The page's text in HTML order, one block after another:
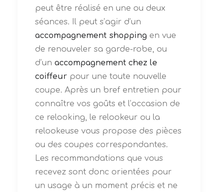
peut être réalisé en une ou deux
séances. Il peut s’agir d’un
accompagnement shopping en vue
de renouveler sa garde-robe, ou
d’un accompagnement chez le
coiffeur pour une toute nouvelle
coupe. Après un bref entretien pour
connaître vos goûts et l’occasion de
ce relooking, le relookeur ou la
relookeuse vous propose des pièces
ou des coupes correspondantes.
Les recommandations que vous
recevez sont donc orientées pour
un usage à un moment précis et ne